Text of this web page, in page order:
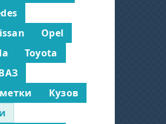
Opel
Toyota
Кузов